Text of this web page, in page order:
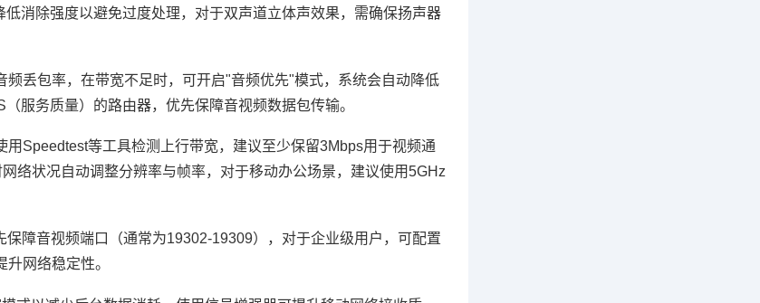
消除强度以避免过度处理，对于双声道立体声效果，需确保扬声器
丢包率，在带宽不足时，可开启"音频优先"模式，系统会自动降低
服务质量）的路由器，优先保障音视频数据包传输。
Speedtest等工具检测上行带宽，建议至少保留3Mbps用于视频通
络状况自动调整分辨率与帧率，对于移动办公场景，建议使用5GHz
障音视频端口（通常为19302-19309），对于企业级用户，可配置
网络稳定性。